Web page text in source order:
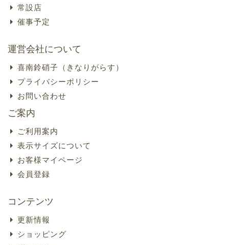
常設店
催事予定
運営会社について
喜南鈴硝子（きなりがらす）
プライバシーポリシー
お問い合わせ
ご案内
ご利用案内
表示サイズについて
お客様マイページ
会員登録
コンテンツ
更新情報
ショッピング